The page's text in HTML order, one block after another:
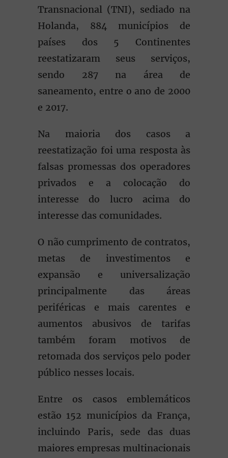
Transnacional (TNI), sediado na
Holanda, 884 municípios de
países dos 5 Continentes
reestatizaram seus serviços,
sendo 287 na área de
saneamento, entre o ano de 2000
e 2017.
Na maioria dos casos a
reestatização foi uma resposta às
falsas promessas dos operadores
privados e a colocação do
interesse do lucro acima do
interesse das comunidades.
O não cumprimento de contratos,
metas de investimentos e
expansão e universalização
principalmente das áreas
periféricas e mais carentes e
aumentos abusivos de tarifas
também foram motivos de
retomada dos serviços pelo poder
público nesses locais.
Entre os casos emblemáticos
estão 152 municípios da França,
incluindo Paris, sede das duas
maiores empresas multinacionais